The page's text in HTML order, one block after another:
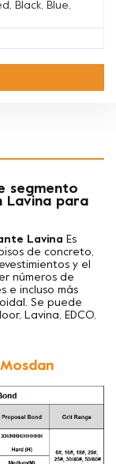
Black, Blue,
segmento
Lavina para
Lavina Es
de concreto,
y el
números de
e incluso más
Se puede
Lavina, EDCO,